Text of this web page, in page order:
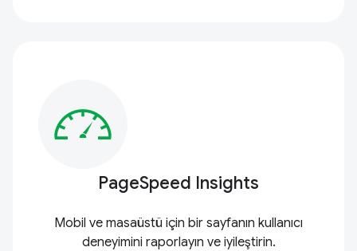
PageSpeed Insights
Mobil ve masaüstü için bir sayfanın kullanıcı
deneyimini raporlayın ve iyileştirin.